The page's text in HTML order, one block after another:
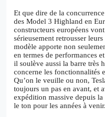
Et que dire de la
des Model 3 Highland en
constructeurs européens
sérieusement retrousser leurs
modèle apporte non
en termes de performances
il soulève aussi la barre très
concerne les fonctionnalités
Qu’on le veuille ou non,
toujours un pas en avant, et
expédition massive depuis
le ton pour les années à venir.